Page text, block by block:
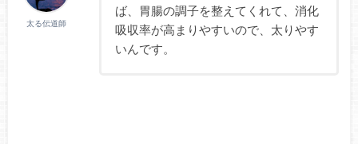
太る伝道師
ば、胃腸の調子を整えてくれて、消化
吸収率が高まりやすいので、太りやす
いんです。